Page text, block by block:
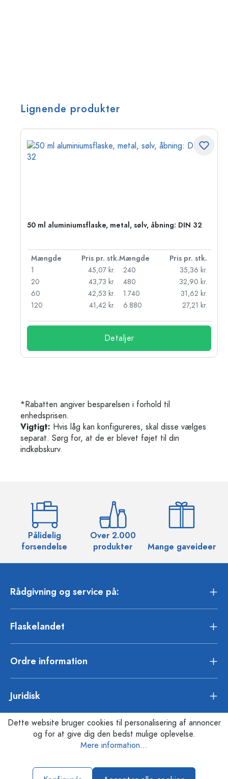
Lignende produkter
50 ml aluminiumsflaske, metal, sølv, åbning: DIN 32
Mængde Pris pr. stk.Mængde
Pris pr. stk.
1
45,07 kr.
20
43,73 kr.
60
42,53 kr.
120
41,42 kr.
240
35,36 kr.
480
32,90 kr.
1.740
31,62 kr.
6.880
27,21 kr.
Detaljer
*Rabatten angiver besparelsen i forhold til
enhedsprisen.
Vigtigt: Hvis låg kan konfigureres, skal disse vælges
separat. Sørg for, at de er blevet føjet til din
indkøbskurv.
Pålidelig
forsendelse
Over 2.000
produkter
Mange gaveideer
Rådgivning og service på:
Flaskelandet
Ordre information
Juridisk
Dette website bruger cookies til personalisering af annoncer
og for at give dig den bedst mulige oplevelse.
Mere information...